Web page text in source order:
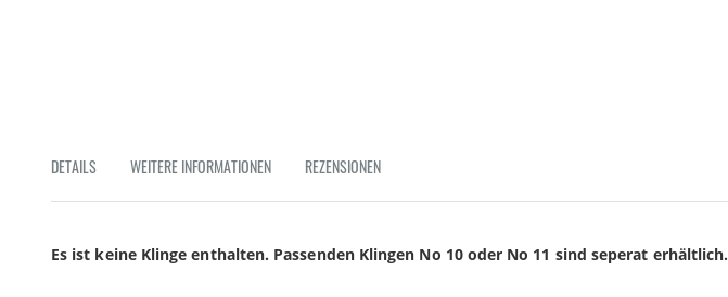
DETAILS WEITERE INFORMATIONEN REZENSIONEN
Es ist keine Klinge enthalten. Passenden Klingen No 10 oder No 11 sind seperat erhältlich.